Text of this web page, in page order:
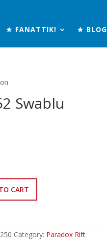
★ FANATTIK! ★ BLOG
Swablu
CART
Category: Paradox Rift